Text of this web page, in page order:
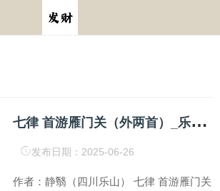
七
律 首游雁门关（外两首）_乐山_塞固_四川
发布日期：2025-06-26
作者：静翳（四川乐山） 七律 首游雁门关